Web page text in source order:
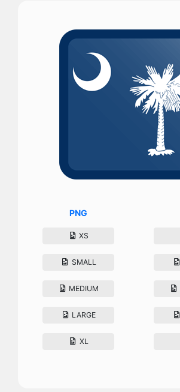
PNG
XS
SMALL
MEDIUM
LARGE
XL